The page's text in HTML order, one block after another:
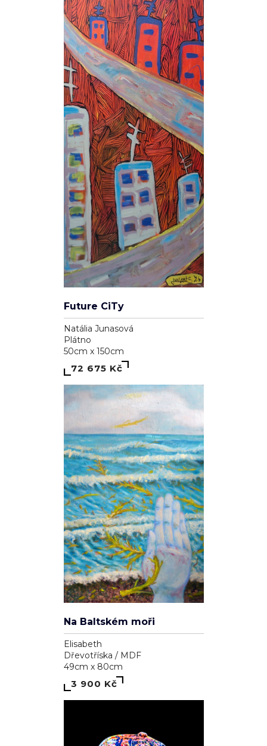
Future CiTy
Natália Junasová
Plátno
50cm x 150cm
72 675 Kč
Na Baltském moři
Elisabeth
Dřevotříska / MDF
49cm x 80cm
3 900 Kč